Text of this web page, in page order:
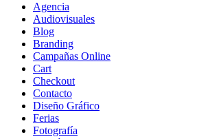
Agencia
Audiovisuales
Blog
Branding
Campañas Online
Cart
Checkout
Contacto
Diseño Gráfico
Ferias
Fotografía